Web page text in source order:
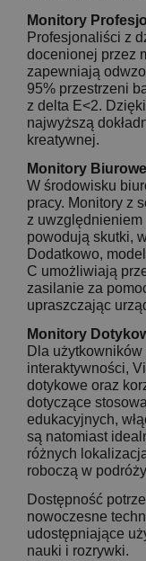
Monitory
Profesjonaliści z
docenionej przez
zapewniają
95% przestrzeni
z delta E<2.
najwyższą
kreatywnej.
Monitory
W środowisku
pracy. Monitory z
z
powodują skutki,
Dodatkowo,
C umożliwiają
zasilanie za
upraszczając
Monitory
Dla
interaktywności,
dotykowe oraz
dotyczące
edukacyjnych,
są natomiast
różnych
roboczą w
Dostępność
nowoczesne
udostępniające
nauki i rozrywki.